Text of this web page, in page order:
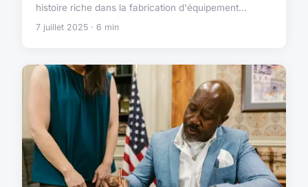
histoire riche dans la fabrication d'équipement...
7 juillet 2025 · 6 min